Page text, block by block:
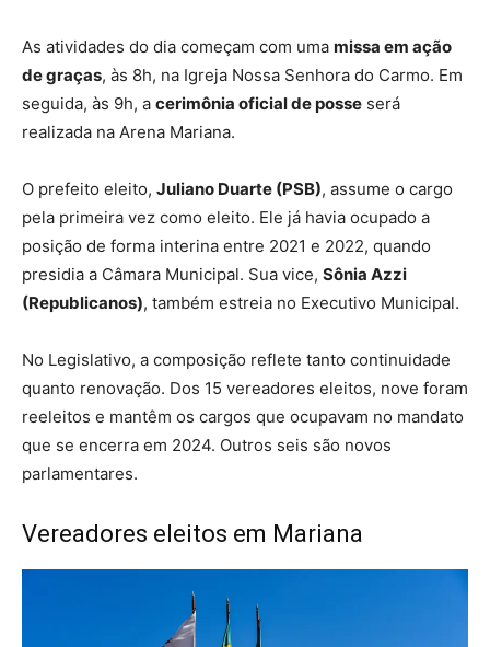
As atividades do dia começam com uma missa em ação
de graças, às 8h, na Igreja Nossa Senhora do Carmo. Em
seguida, às 9h, a cerimônia oficial de posse será
realizada na Arena Mariana.
O prefeito eleito, Juliano Duarte (PSB), assume o cargo
pela primeira vez como eleito. Ele já havia ocupado a
posição de forma interina entre 2021 e 2022, quando
presidia a Câmara Municipal. Sua vice, Sônia Azzi
(Republicanos), também estreia no Executivo Municipal.
No Legislativo, a composição reflete tanto continuidade
quanto renovação. Dos 15 vereadores eleitos, nove foram
reeleitos e mantêm os cargos que ocupavam no mandato
que se encerra em 2024. Outros seis são novos
parlamentares.
Vereadores eleitos em Mariana